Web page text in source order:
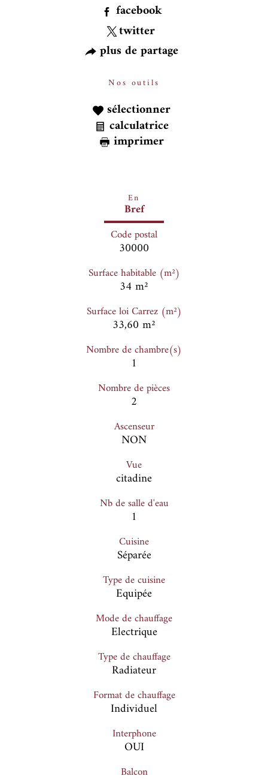
En
Bref
Code postal
30000
Surface habitable (m²)
34 m²
Surface loi Carrez (m²)
33,60 m²
Nombre de chambre(s)
1
Nombre de pièces
2
Ascenseur
NON
Vue
citadine
Nb de salle d'eau
1
Cuisine
Séparée
Type de cuisine
Equipée
Mode de chauffage
Electrique
Type de chauffage
Radiateur
Format de chauffage
Individuel
Interphone
OUI
Balcon
facebook
twitter
plus de partage
Nos outils
sélectionner
calculatrice
imprimer